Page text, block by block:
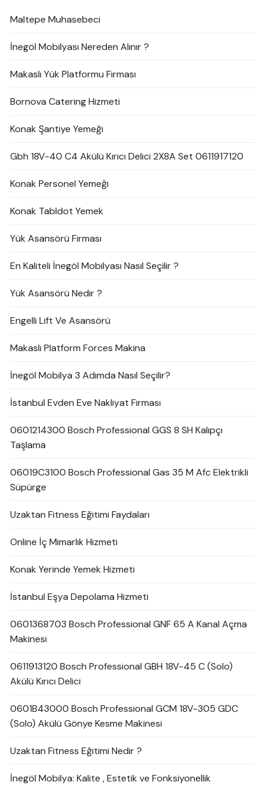
Maltepe Muhasebeci
İnegöl Mobilyası Nereden Alınır ?
Makaslı Yük Platformu Firması
Bornova Catering Hizmeti
Konak Şantiye Yemeği
Gbh 18V-40 C4 Akülü Kırıcı Delici 2X8A Set 0611917120
Konak Personel Yemeği
Konak Tabldot Yemek
Yük Asansörü Firması
En Kaliteli İnegöl Mobilyası Nasıl Seçilir ?
Yük Asansörü Nedir ?
Engelli Lift Ve Asansörü
Makaslı Platform Forces Makina
İnegöl Mobilya 3 Adımda Nasıl Seçilir?
İstanbul Evden Eve Nakliyat Firması
0601214300 Bosch Professional GGS 8 SH Kalıpçı
Taşlama
06019C3100 Bosch Professional Gas 35 M Afc Elektrikli
Süpürge
Uzaktan Fitness Eğitimi Faydaları
Online İç Mimarlık Hizmeti
Konak Yerinde Yemek Hizmeti
İstanbul Eşya Depolama Hizmeti
0601368703 Bosch Professional GNF 65 A Kanal Açma
Makinesi
0611913120 Bosch Professional GBH 18V-45 C (Solo)
Akülü Kırıcı Delici
0601B43000 Bosch Professional GCM 18V-305 GDC
(Solo) Akülü Gönye Kesme Makinesi
Uzaktan Fitness Eğitimi Nedir ?
İnegöl Mobilya: Kalite , Estetik ve Fonksiyonellik